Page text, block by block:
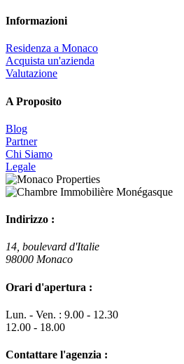
Informazioni
Residenza a Monaco
Acquista un'azienda
Valutazione
A Proposito
Blog
Partner
Chi Siamo
Legale
Indirizzo :
14, boulevard d'Italie
98000 Monaco
Orari d'apertura :
Lun. - Ven. : 9.00 - 12.30
12.00 - 18.00
Contattare l'agenzia :